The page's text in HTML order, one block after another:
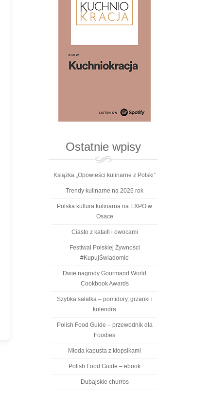
Ostatnie wpisy
Książka „Opowieści kulinarne z Polski”
Trendy kulinarne na 2026 rok
Polska kultura kulinarna na EXPO w
Osace
Ciasto z kataifi i owocami
Festiwal Polskiej Żywności
#KupujŚwiadomie
Dwie nagrody Gourmand World
Cookbook Awards
Szybka sałatka – pomidory, grzanki i
kolendra
Polish Food Guide – przewodnik dla
Foodies
Młoda kapusta z klopsikami
Polish Food Guide – ebook
Dubajskie churros